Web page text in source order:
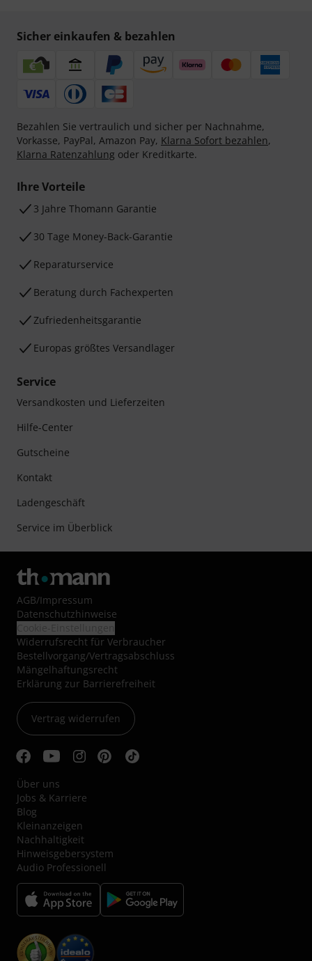
Sicher einkaufen & bezahlen
Bezahlen Sie vertraulich und sicher per Nachnahme,
Vorkasse, PayPal, Amazon Pay, Klarna Sofort bezahlen,
Klarna Ratenzahlung oder Kreditkarte.
Ihre Vorteile
3 Jahre Thomann Garantie
30 Tage Money-Back-Garantie
Reparaturservice
Beratung durch Fachexperten
Zufriedenheitsgarantie
Europas größtes Versandlager
Service
Versandkosten und Lieferzeiten
Hilfe-Center
Gutscheine
Kontakt
Ladengeschäft
Service im Überblick
AGB/Impressum
Datenschutzhinweise
Widerrufsrecht für Verbraucher
Bestellvorgang/Vertragsabschluss
Mängelhaftungsrecht
Erklärung zur Barrierefreiheit
Vertrag widerrufen
Über uns
Jobs & Karriere
Blog
Kleinanzeigen
Nachhaltigkeit
Hinweisgebersystem
Audio Professionell